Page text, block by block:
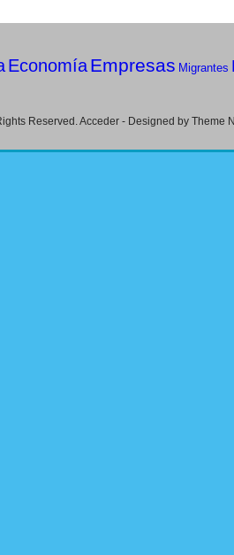
EconomíaEmpresas Migrantes
Reserved.Acceder - Designed by Theme